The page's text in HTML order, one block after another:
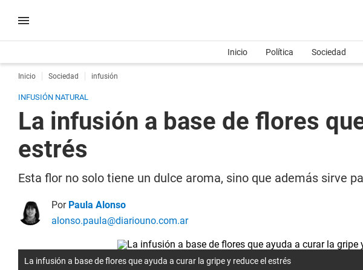
Inicio Política Sociedad
Inicio Sociedad infusión
INFUSIÓN NATURAL
La infusión a base de flores
estrés
Esta flor no solo tiene un dulce aroma, sino que además sirve
Por Paula Alonso
alonso.paula@diariouno.com.ar
La infusión a base de flores que ayuda a curar la gripe y reduce el estrés